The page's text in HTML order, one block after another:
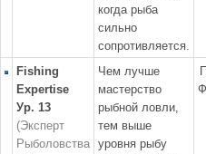
когда рыба
сильно
сопротивляется.
Fishing
Expertise
Ур. 13
(Эксперт
Рыболовства
Чем лучше
мастерство
рыбной ловли,
тем выше
уровня рыбу